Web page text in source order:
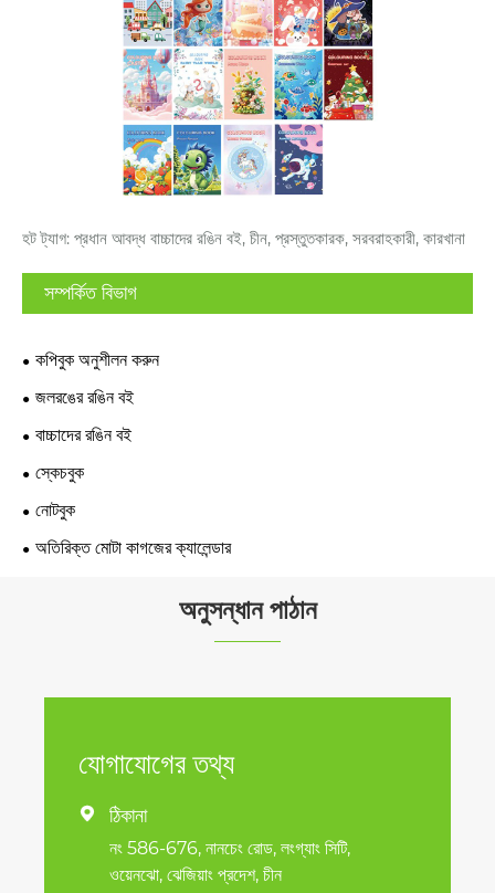
হট ট্যাগ: প্রধান আবদ্ধ বাচ্চাদের রঙিন বই, চীন, প্রস্তুতকারক, সরবরাহকারী, কারখানা
সম্পর্কিত বিভাগ
কপিবুক অনুশীলন করুন
জলরঙের রঙিন বই
বাচ্চাদের রঙিন বই
স্কেচবুক
নোটবুক
অতিরিক্ত মোটা কাগজের ক্যালেন্ডার
অনুসন্ধান পাঠান
যোগাযোগের তথ্য
 ঠিকানা
নং 586-676, নানচেং রোড, লংগ্যাং সিটি,
ওয়েনঝো, ঝেজিয়াং প্রদেশ, চীন